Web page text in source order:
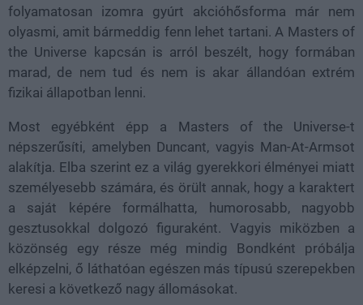
folyamatosan izomra gyúrt akcióhősforma már nem
olyasmi, amit bármeddig fenn lehet tartani. A Masters of
the Universe kapcsán is arról beszélt, hogy formában
marad, de nem tud és nem is akar állandóan extrém
fizikai állapotban lenni.
Most egyébként épp a Masters of the Universe-t
népszerűsíti, amelyben Duncant, vagyis Man-At-Armsot
alakítja. Elba szerint ez a világ gyerekkori élményei miatt
személyesebb számára, és örült annak, hogy a karaktert
a saját képére formálhatta, humorosabb, nagyobb
gesztusokkal dolgozó figuraként. Vagyis miközben a
közönség egy része még mindig Bondként próbálja
elképzelni, ő láthatóan egészen más típusú szerepekben
keresi a következő nagy állomásokat.